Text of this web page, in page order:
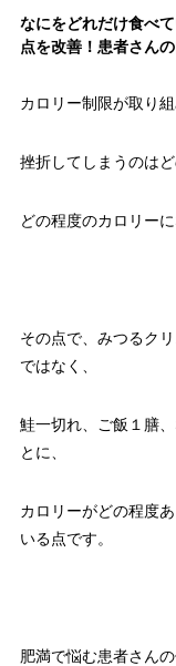
なにをどれだけ食べ
点を改善！患者さん
カロリー制限が取り
挫折してしまうのは
どの程度のカロリー
その点で、みつるク
ではなく、
鮭一切れ、ご飯１膳
とに、
カロリーがどの程度
いる点です。
肥満で悩む患者さん